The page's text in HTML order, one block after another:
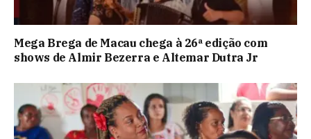
Mega Brega de Macau chega à 26ª edição com
shows de Almir Bezerra e Altemar Dutra Jr